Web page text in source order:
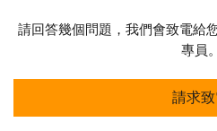
請回答幾個問題，我們會致電給
專員。
安全
請求致